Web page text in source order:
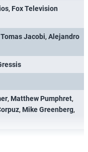
, Fox Television
Tomas Jacobi, Alejandro
, Matthew Pumphret,
, Mike Greenberg,